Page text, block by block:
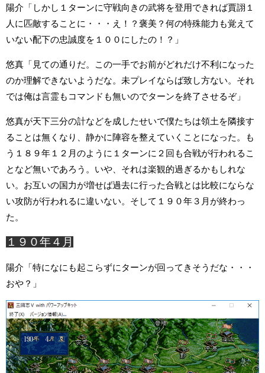
陽介「しかし１ターンに守戦向きの武将を登用できれば賈詡１
人に匹敵することに・・・え！？褒美？何の特殊能力も覚えて
いない配下の忠誠度を１００にしたの！？」
悠真「見ての通りだ。この一手でお前がどれだけ不利になった
のか理解できないようだな。未プレイならば致し方ない。それ
では俺は言霊もコマンドも無いのでターンを終了させるぞ」
悠真が天下三分の計などを成したせいで僕たちは領土を隣接す
ることは無くなり、静かに陣容を整えていくことになった。も
う１８９年１２月のように１ターンに２回も合戦が行われるこ
となど無いであろう。いや、それは楽観的過ぎるかもしれな
い。お互いの国力が増せば過去に行った合戦とは比較にならな
い攻防が行われるに違いない。そして１９０年３月が終わっ
た。
１９０年４月
陽介「特になにも起こらずにターンが回ってきそうだな・・・
おや？」